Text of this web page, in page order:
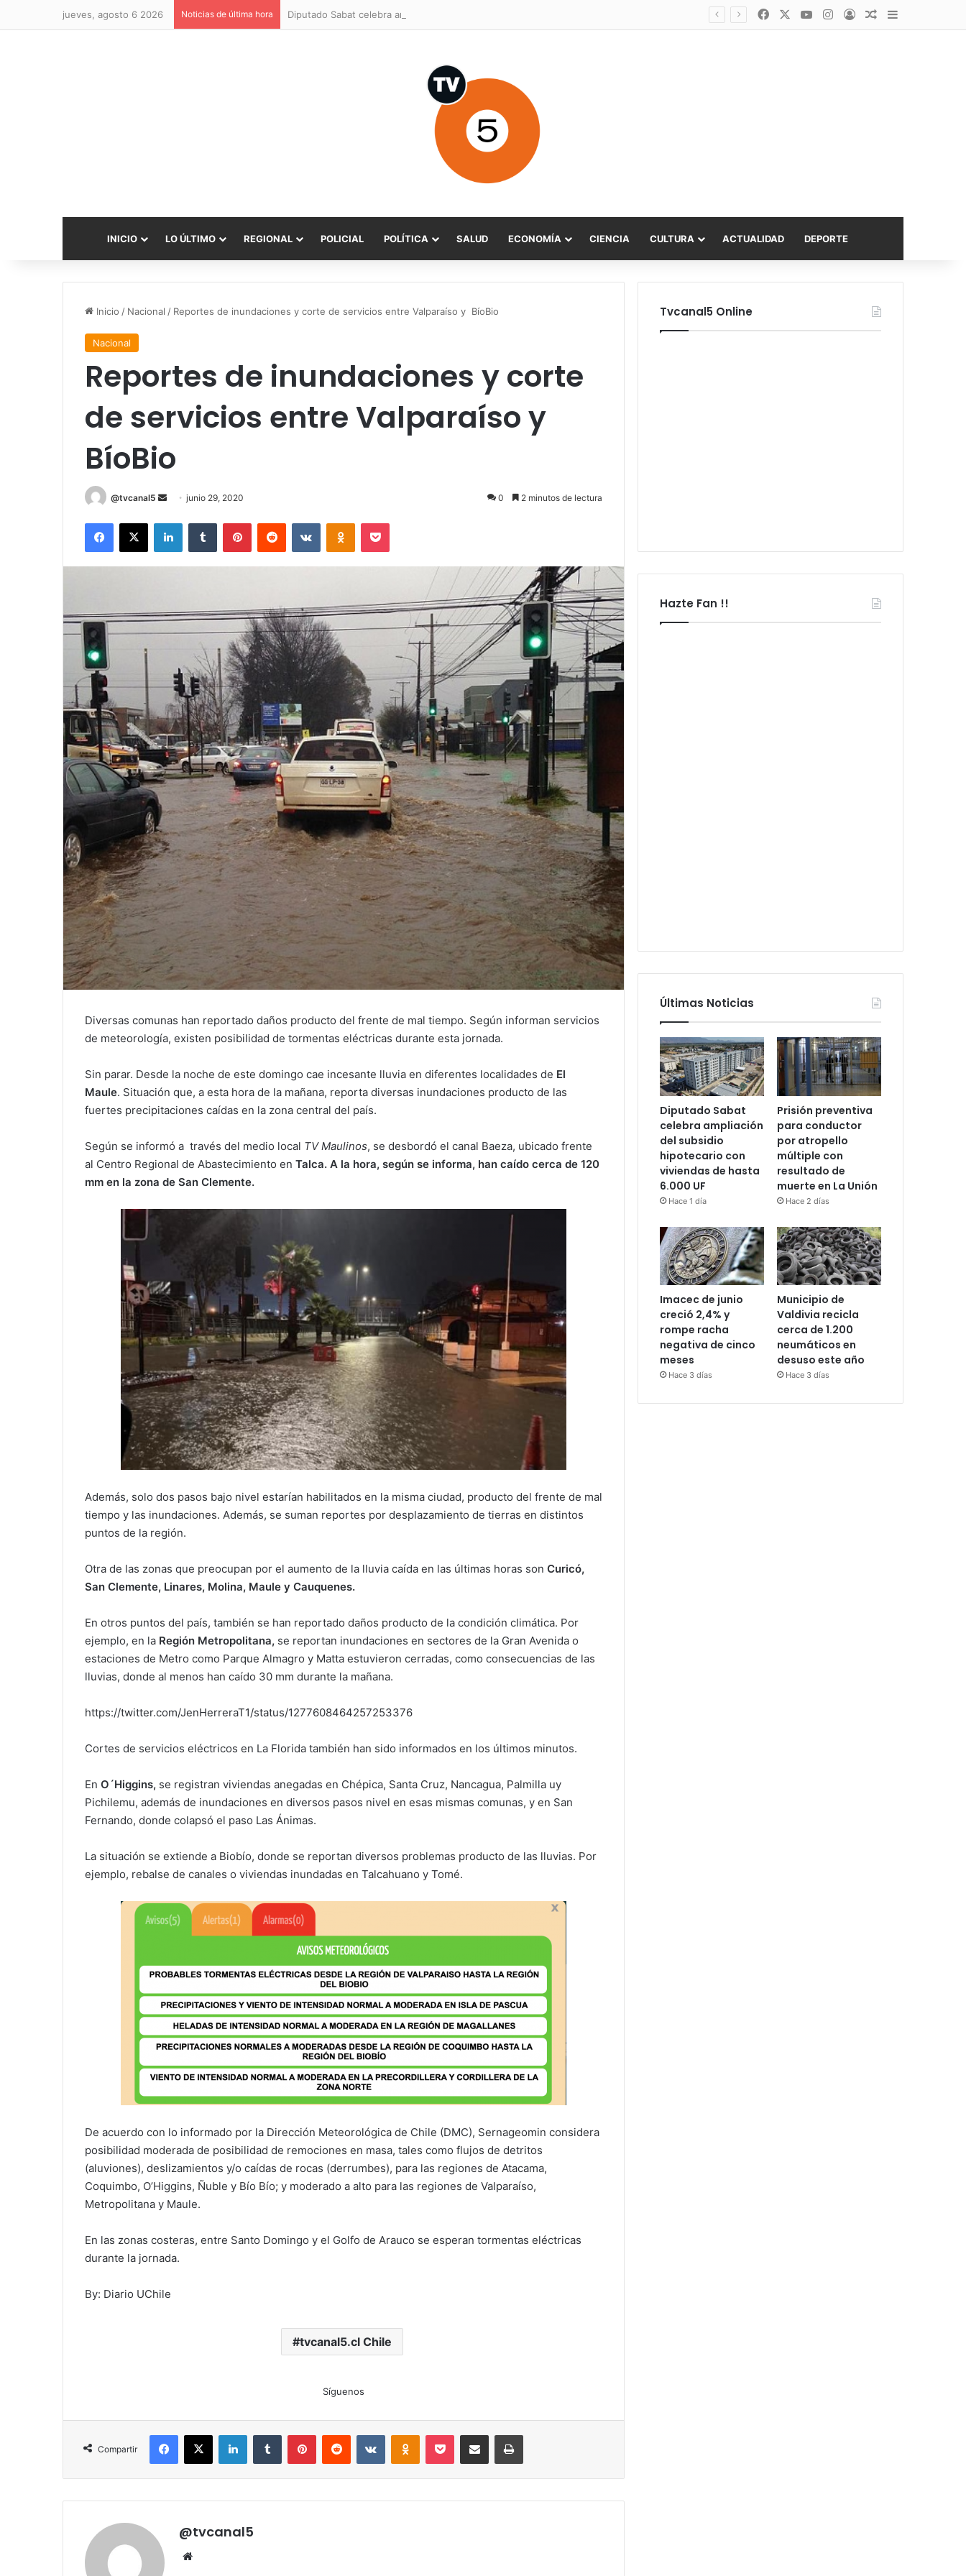
jueves, agosto 6 2026 Noticias de última hora Diputado Sabat celebra ampliación del subsidio hipotecario con viviendas de hasta 6.000 UF FacebookYouTubeInstagram
AccesoPublicación al
Barra lateral
INICIO LO ÚLTIMO REGIONAL POLICIAL POLÍTICA SALUD ECONOMÍA CIENCIA CULTURA ACTUALIDAD DEPORTE
Inicio / Nacional / Reportes de inundaciones y corte de servicios entre Valparaíso y BíoBio
Nacional
Reportes de inundaciones y corte
de servicios entre Valparaíso y
BíoBio
@tvcanal5
Send
email
junio 29, 2020 0 2 minutos de lectura
Facebook
X LinkedInTumblr PinterestReddit VKontakteOdnoklassniki
Pocket
Diversas comunas han reportado daños producto del frente de mal tiempo. Según informan servicios
de meteorología, existen posibilidad de tormentas eléctricas durante esta jornada.
Sin parar. Desde la noche de este domingo cae incesante lluvia en diferentes localidades de El
Maule. Situación que, a esta hora de la mañana, reporta diversas inundaciones producto de las
fuertes precipitaciones caídas en la zona central del país.
Según se informó a través del medio local TV Maulinos, se desbordó el canal Baeza, ubicado frente
al Centro Regional de Abastecimiento en Talca. A la hora, según se informa, han caído cerca de 120
mm en la zona de San Clemente.
Además, solo dos pasos bajo nivel estarían habilitados en la misma ciudad, producto del frente de mal
tiempo y las inundaciones. Además, se suman reportes por desplazamiento de tierras en distintos
puntos de la región.
Otra de las zonas que preocupan por el aumento de la lluvia caída en las últimas horas son Curicó,
San Clemente, Linares, Molina, Maule y Cauquenes.
En otros puntos del país, también se han reportado daños producto de la condición climática. Por
ejemplo, en la Región Metropolitana, se reportan inundaciones en sectores de la Gran Avenida o
estaciones de Metro como Parque Almagro y Matta estuvieron cerradas, como consecuencias de las
lluvias, donde al menos han caído 30 mm durante la mañana.
https://twitter.com/JenHerreraT1/status/1277608464257253376
Cortes de servicios eléctricos en La Florida también han sido informados en los últimos minutos.
En O´Higgins, se registran viviendas anegadas en Chépica, Santa Cruz, Nancagua, Palmilla uy
Pichilemu, además de inundaciones en diversos pasos nivel en esas mismas comunas, y en San
Fernando, donde colapsó el paso Las Ánimas.
La situación se extiende a Biobío, donde se reportan diversos problemas producto de las lluvias. Por
ejemplo, rebalse de canales o viviendas inundadas en Talcahuano y Tomé.
De acuerdo con lo informado por la Dirección Meteorológica de Chile (DMC), Sernageomin considera
posibilidad moderada de posibilidad de remociones en masa, tales como flujos de detritos
(aluviones), deslizamientos y/o caídas de rocas (derrumbes), para las regiones de Atacama,
Coquimbo, O’Higgins, Ñuble y Bío Bío; y moderado a alto para las regiones de Valparaíso,
Metropolitana y Maule.
En las zonas costeras, entre Santo Domingo y el Golfo de Arauco se esperan tormentas eléctricas
durante la jornada.
By: Diario UChile
tvcanal5.cl Chile
Síguenos
Compartir
Facebook
X LinkedInTumblr PinterestReddit VKontakteOdnoklassniki
Pocket Compartir por correo electrónicoImprimir
@tvcanal5
Tvcanal5 Online
Hazte Fan !!
Últimas Noticias
Diputado Sabat
celebra ampliación
del subsidio
hipotecario con
viviendas de hasta
6.000 UF
Hace 1 día
Prisión preventiva
para conductor
por atropello
múltiple con
resultado de
muerte en La Unión
Hace 2 días
Imacec de junio
creció 2,4% y
rompe racha
negativa de cinco
meses
Hace 3 días
Municipio de
Valdivia recicla
cerca de 1.200
neumáticos en
desuso este año
Hace 3 días